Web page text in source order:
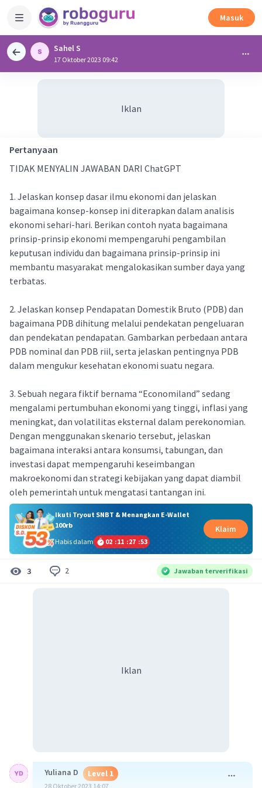
Masuk
Sahel S
17 Oktober 2023 09:42
Iklan
Pertanyaan
TIDAK MENYALIN JAWABAN DARI ChatGPT
1. Jelaskan konsep dasar ilmu ekonomi dan jelaskan
bagaimana konsep-konsep ini diterapkan dalam analisis
ekonomi sehari-hari. Berikan contoh nyata bagaimana
prinsip-prinsip ekonomi mempengaruhi pengambilan
keputusan individu dan bagaimana prinsip-prinsip ini
membantu masyarakat mengalokasikan sumber daya yang
terbatas.
2. Jelaskan konsep Pendapatan Domestik Bruto (PDB) dan
bagaimana PDB dihitung melalui pendekatan pengeluaran
dan pendekatan pendapatan. Gambarkan perbedaan antara
PDB nominal dan PDB riil, serta jelaskan pentingnya PDB
dalam mengukur kesehatan ekonomi suatu negara.
3. Sebuah negara fiktif bernama “Economiland” sedang
mengalami pertumbuhan ekonomi yang tinggi, inflasi yang
meningkat, dan volatilitas eksternal dalam perekonomian.
Dengan menggunakan skenario tersebut, jelaskan
bagaimana interaksi antara konsumsi, tabungan, dan
investasi dapat mempengaruhi keseimbangan
makroekonomi dan strategi kebijakan yang dapat diambil
oleh pemerintah untuk mengatasi tantangan ini.
Ikuti Tryout SNBT & Menangkan E-Wallet
100rb
Habis dalam
02 :11 :27 :53
Klaim
3 2 Jawaban terverifikasi
Iklan
Yuliana D Level 1
28 Oktober 2023 14:07